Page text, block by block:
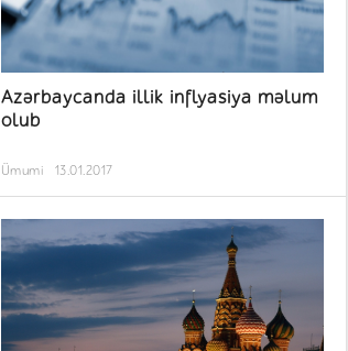
Azərbaycanda illik inflyasiya məlum
olub
Ümumi 13.01.2017